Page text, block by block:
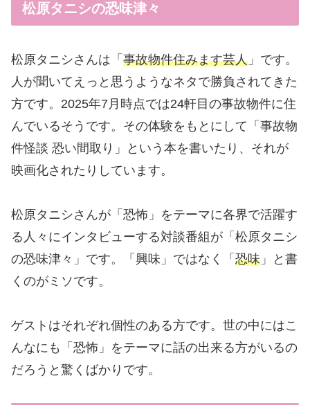
松原タニシの恐味津々
松原タニシさんは「 事故物件住みます芸人 」です。
人が聞いてえっと思うようなネタで勝負されてきた
方です。2025年7月時点では24軒目の事故物件に住
んでいるそうです。その体験をもとにして「事故物
件怪談 恐い間取り」という本を書いたり、それが
映画化されたりしています。
松原タニシさんが「恐怖」をテーマに各界で活躍す
る人々にインタビューする対談番組が「松原タニシ
の恐味津々」です。「興味」ではなく「 恐味 」と書
くのがミソです。
ゲストはそれぞれ個性のある方です。世の中にはこ
んなにも「恐怖」をテーマに話の出来る方がいるの
だろうと驚くばかりです。